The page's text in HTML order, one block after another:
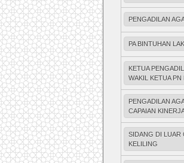
PENGADILAN
PA BINTUHAN
KETUA
WAKIL KETUA PN
PENGADILAN
CAPAIAN
SIDANG DI LUAR
KELILING